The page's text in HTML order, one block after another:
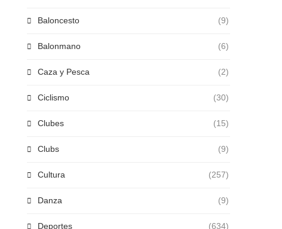
Baloncesto (9)
Balonmano (6)
Caza y Pesca (2)
Ciclismo (30)
Clubes (15)
Clubs (9)
Cultura (257)
Danza (9)
Deportes (634)